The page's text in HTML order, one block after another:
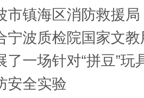
市镇海区消防救援局
宁波质检院国家文
了一场针对“拼豆”玩
安全实验